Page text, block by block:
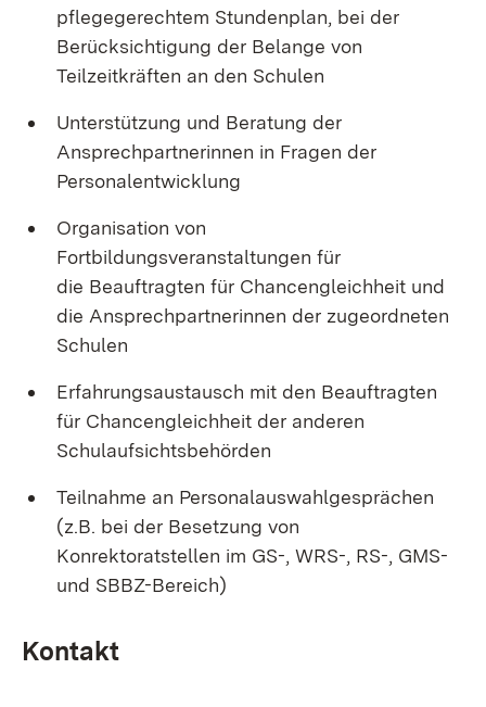
pflegegerechtem Stundenplan, bei der
Berücksichtigung der Belange von
Teilzeitkräften an den Schulen
Unterstützung und Beratung der
Ansprechpartnerinnen in Fragen der
Personalentwicklung
Organisation von
Fortbildungsveranstaltungen für
die Beauftragten für Chancengleichheit und
die Ansprechpartnerinnen der zugeordneten
Schulen
Erfahrungsaustausch mit den Beauftragten
für Chancengleichheit der anderen
Schulaufsichtsbehörden
Teilnahme an Personalauswahlgesprächen
(z.B. bei der Besetzung von
Konrektoratstellen im GS-, WRS-, RS-, GMS-
und SBBZ-Bereich)
Kontakt